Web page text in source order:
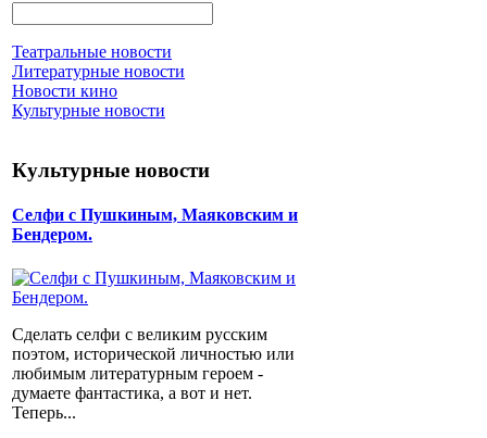
Театральные новости
Литературные новости
Новости кино
Культурные новости
Культурные новости
Селфи с Пушкиным, Маяковским и
Бендером.
Сделать селфи с великим русским
поэтом, исторической личностью или
любимым литературным героем -
думаете фантастика, а вот и нет.
Теперь...